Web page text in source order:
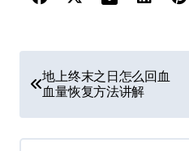
章
导
航
地上终末之日怎么回血
血量恢复方法讲解